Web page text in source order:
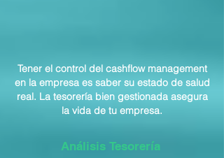
Tener el control del cashflow management
en la empresa es saber su estado de salud
real. La tesorería bien gestionada asegura
la vida de tu empresa.
Análisis Tesorería